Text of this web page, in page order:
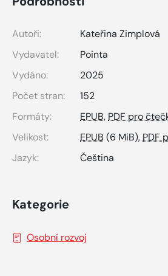
Autoři:
Kateřina Zimplová
Vydavatel:
Pointa
Vydáno:
2025
Počet stran:
152
Formáty:
EPUB,PDF pro
Velikost:
EPUB (6 MiB),PDF
Jazyk:
Čeština
Kategorie
Osobní rozvoj